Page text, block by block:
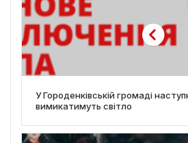
У Городенківській громаді
вимикатимуть світло